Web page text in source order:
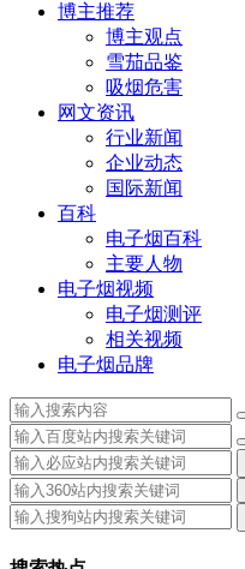
博主推荐
博主观点
雪茄品鉴
吸烟危害
网文资讯
行业新闻
企业动态
国际新闻
百科
电子烟百科
主要人物
电子烟视频
电子烟测评
相关视频
电子烟品牌